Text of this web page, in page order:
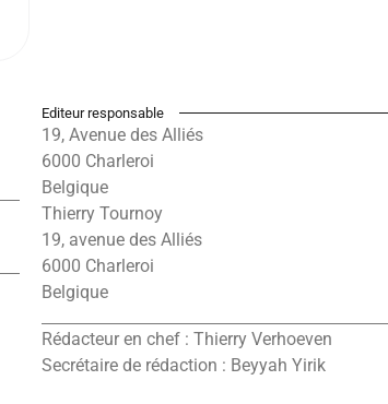
Editeur responsable
19, Avenue des Alliés
6000 Charleroi
Belgique
Thierry Tournoy
19, avenue des Alliés
6000 Charleroi
Belgique
Rédacteur en chef : Thierry Verhoeven
Secrétaire de rédaction : Beyyah Yirik